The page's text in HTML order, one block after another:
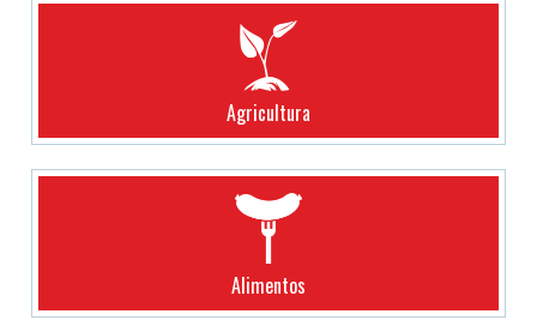
Agricultura
Alimentos